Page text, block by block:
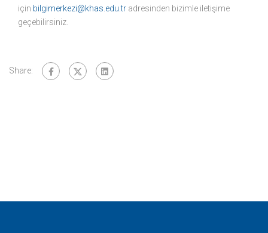
için bilgimerkezi@khas.edu.tr adresinden bizimle iletişime
geçebilirsiniz.
Share: